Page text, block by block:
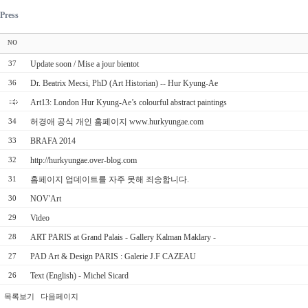
Press
NO
37 Update soon / Mise a jour bientot
36 Dr. Beatrix Mecsi, PhD (Art Historian) -- Hur Kyung-Ae
Art13: London Hur Kyung-Ae’s colourful abstract paintings
34 허경애 공식 개인 홈페이지 www.hurkyungae.com
33 BRAFA 2014
32 http://hurkyungae.over-blog.com
31 홈페이지 업데이트를 자주 못해 죄송합니다.
30 NOV'Art
29 Video
28 ART PARIS at Grand Palais - Gallery Kalman Maklary -
27 PAD Art & Design PARIS : Galerie J.F CAZEAU
26 Text (English) - Michel Sicard
목록보기 다음페이지